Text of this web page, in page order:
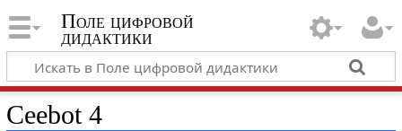
Поле цифровой
дидактики
Ceebot 4